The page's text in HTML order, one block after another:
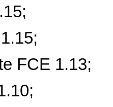
FCE 1.13;